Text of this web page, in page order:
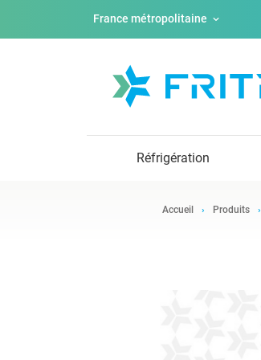
France métropolitaine
Réfrigération
Accueil Produits